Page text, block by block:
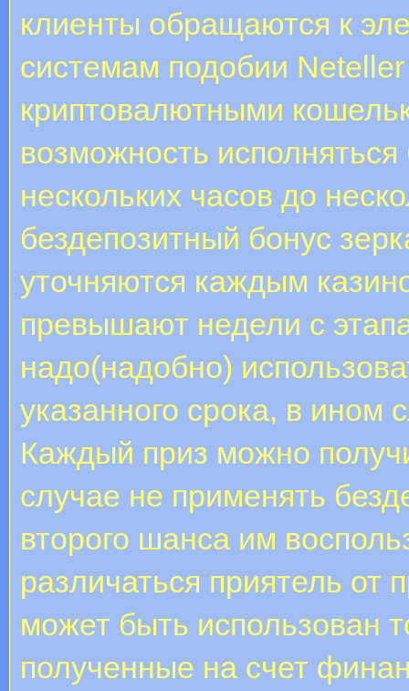
клиенты обращаются к
системам подобии
криптовалютными
возможность
нескольких часов до
бездепозитный бонус
уточняются каждым
превышают недели с
надо(надобно)
указанного срока, в ином
Каждый приз можно
случае не применять
второго шанса им
различаться приятель от
может быть использован
полученные на счет